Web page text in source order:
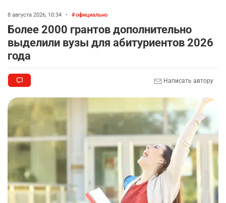
8 августа 2026, 10:34 • официально
Более 2000 грантов дополнительно
выделили вузы для абитуриентов 2026
года
Написать автору